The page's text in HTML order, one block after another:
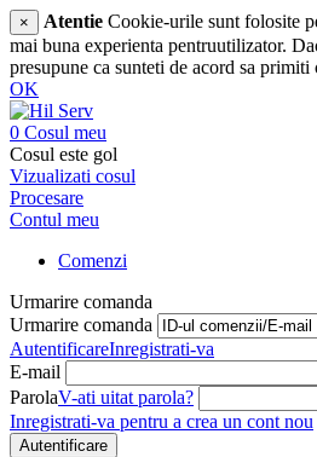
× Atentie Cookie-urile sunt folosite
mai buna experienta pentruutilizator.
presupune ca sunteti de acord sa primiti
OK
0 Cosul meu
Cosul este gol
Vizualizati cosul
Procesare
Contul meu
Comenzi
Urmarire comanda
Urmarire comanda
AutentificareInregistrati-va
E-mail
ParolaV-ati uitat parola?
Inregistrati-va pentru a crea un cont nou
Autentificare